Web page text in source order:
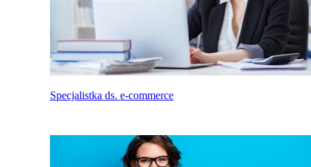
Specjalistka ds. e-commerce